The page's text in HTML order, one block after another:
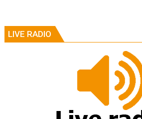
LIVE RADIO